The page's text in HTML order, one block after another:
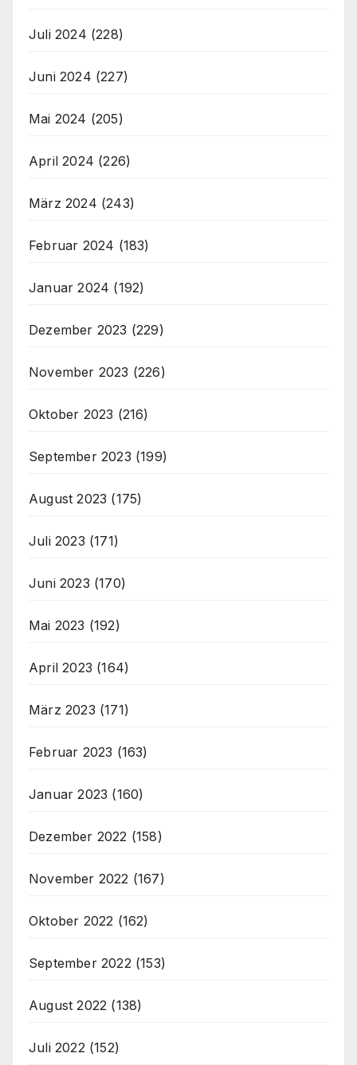
Juli 2024 (228)
Juni 2024 (227)
Mai 2024 (205)
April 2024 (226)
März 2024 (243)
Februar 2024 (183)
Januar 2024 (192)
Dezember 2023 (229)
November 2023 (226)
Oktober 2023 (216)
September 2023 (199)
August 2023 (175)
Juli 2023 (171)
Juni 2023 (170)
Mai 2023 (192)
April 2023 (164)
März 2023 (171)
Februar 2023 (163)
Januar 2023 (160)
Dezember 2022 (158)
November 2022 (167)
Oktober 2022 (162)
September 2022(153)
August 2022 (138)
Juli 2022(152)